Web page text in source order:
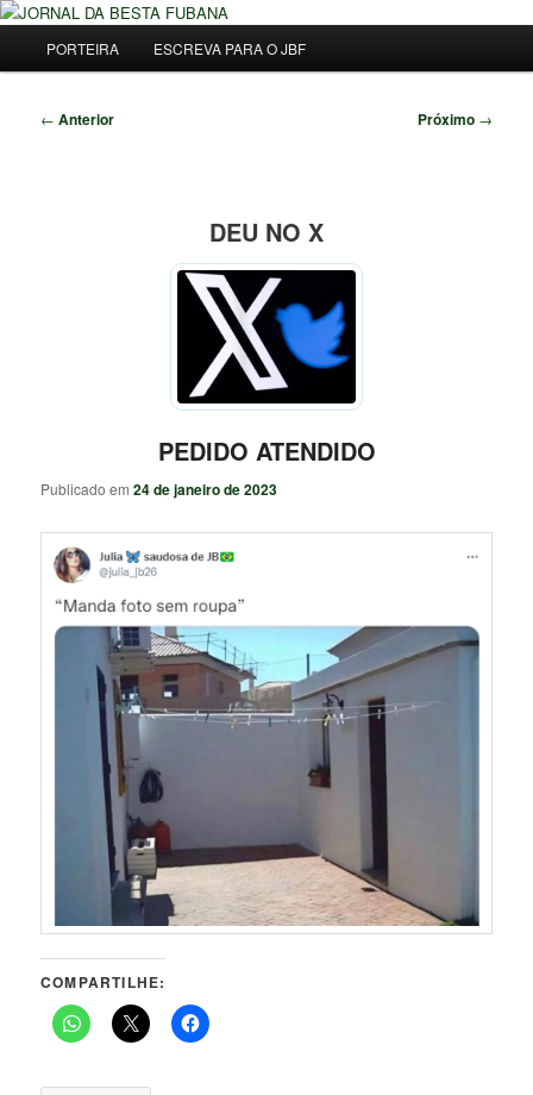
Pular
principal
JORNAL DA BESTA FUBANA
Uma Gazeta Escrota
principal
PORTEIRA ESCREVA PARA O JBF
Navegação
← Anterior Próximo →
DEU NO X
PEDIDO ATENDIDO
Publicado em24 de janeiro de 2023
COMPARTILHE: